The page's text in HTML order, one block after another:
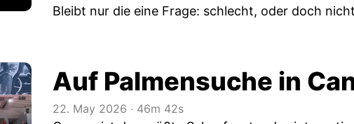
Bleibt nur die eine Frage: schlecht, oder doch
Auf Palmensuche in
22. May 2026 ‧ 46m 42s